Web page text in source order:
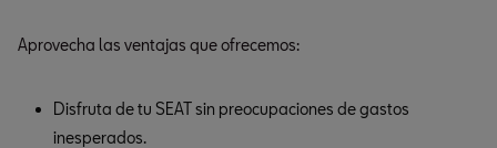
Aprovecha las ventajas que ofrecemos:
Disfruta de tu SEAT sin preocupaciones de gastos
inesperados.